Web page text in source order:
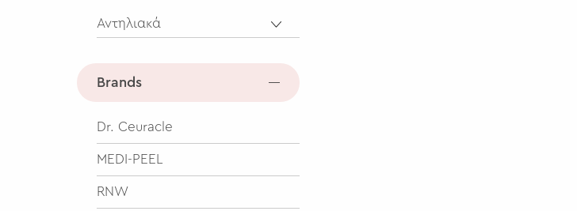
Αντηλιακά
Brands
Dr. Ceuracle
MEDI-PEEL
RNW